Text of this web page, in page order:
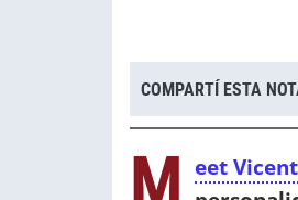
COMPARTÍ ESTA
M eet